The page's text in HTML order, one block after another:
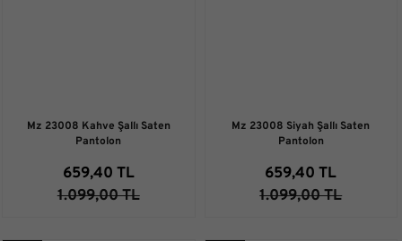
Mz 23008 Kahve Şallı Saten
Pantolon
659,40 TL
1.099,00 TL
Mz 23008 Siyah Şallı Saten
Pantolon
659,40 TL
1.099,00 TL